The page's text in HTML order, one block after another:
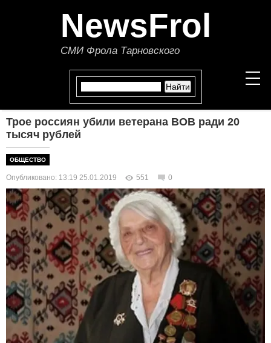
NewsFrol
СМИ Фрола Тарновского
ПОЛИТИКА
ЭКОНОМИКА
В МИРЕ
ОБЩЕСТВО
КУЛЬТУРА
НАУКА
Трое россиян убили ветерана ВОВ ради 20
тысяч рублей
ОБЩЕСТВО
Опубликовано: 13:19 25.01.2019 551 0